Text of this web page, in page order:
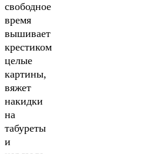
свободное
время
вышивает
крестиком
целые
картины,
вяжет
накидки
на
табуреты
и